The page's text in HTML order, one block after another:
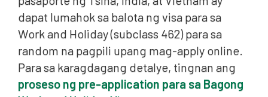
dapat lumahok sa balota ng visa para sa
Work and Holiday (subclass 462) para sa
random na pagpili upang mag-apply online.
Para sa karagdagang detalye, tingnan ang
proseso ng pre-application para sa Bagong